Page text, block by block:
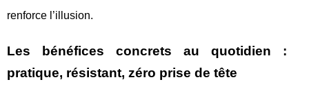
renforce l’illusion.
Les bénéfices concrets au quotidien :
pratique, résistant, zéro prise de tête